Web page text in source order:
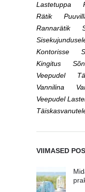
Lastetuppa
Rätik
Rannarätik
Kontorisse
Kingitus
Veepudel
Vannilina
Veepudel
VIIMASED